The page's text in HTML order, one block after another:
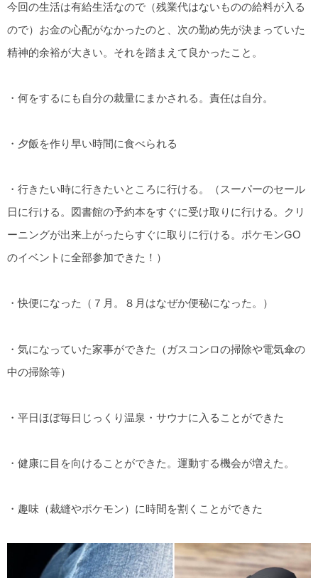
今回の生活は有給生活なので（残業代はないものの給料が入る
ので）お金の心配がなかったのと、次の勤め先が決まっていた
精神的余裕が大きい。それを踏まえて良かったこと。
・何をするにも自分の裁量にまかされる。責任は自分。
・夕飯を作り早い時間に食べられる
・行きたい時に行きたいところに行ける。（スーパーのセール
日に行ける。図書館の予約本をすぐに受け取りに行ける。クリ
ーニングが出来上がったらすぐに取りに行ける。ポケモンGO
のイベントに全部参加できた！）
・快便になった（７月。８月はなぜか便秘になった。）
・気になっていた家事ができた（ガスコンロの掃除や電気傘の
中の掃除等）
・平日ほぼ毎日じっくり温泉・サウナに入ることができた
・健康に目を向けることができた。運動する機会が増えた。
・趣味（裁縫やポケモン）に時間を割くことができた